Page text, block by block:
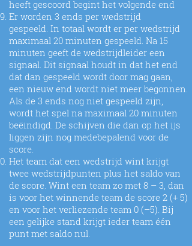
heeft gescoord begint het volgende end
Er worden 3 ends per wedstrijd
gespeeld. In totaal wordt er per wedstrijd
maximaal 20 minuten gespeeld. Na 15
minuten geeft de wedstrijdleider een
signaal. Dit signaal houdt in dat het end
dat dan gespeeld wordt door mag gaan,
een nieuw end wordt niet meer begonnen.
Als de 3 ends nog niet gespeeld zijn,
wordt het spel na maximaal 20 minuten
beëindigd. De schijven die dan op het ijs
liggen zijn nog medebepalend voor de
score.
Het team dat een wedstrijd wint krijgt
twee wedstrijdpunten plus het saldo van
de score. Wint een team zo met 8 – 3, dan
is voor het winnende team de score 2 (+ 5)
en voor het verliezende team 0 (–5). Bij
een gelijke stand krijgt ieder team één
punt met saldo nul.